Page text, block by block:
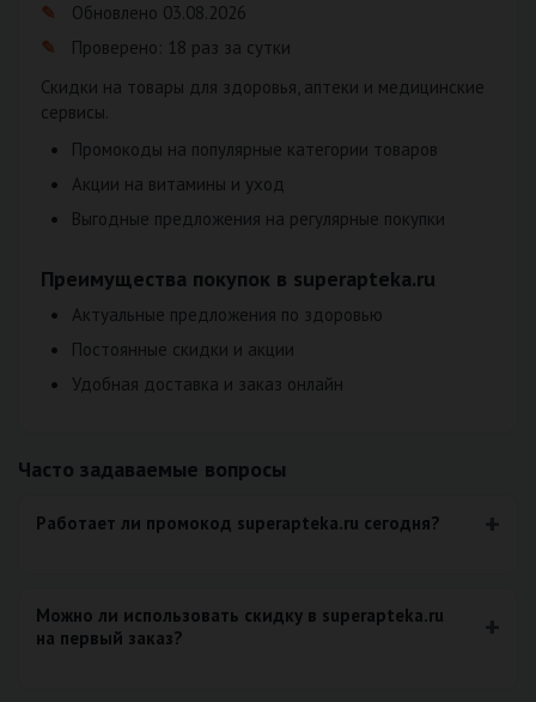
Обновлено 03.08.2026
Проверено: 18 раз за сутки
Скидки на товары для здоровья, аптеки и медицинские
сервисы.
Промокоды на популярные категории товаров
Акции на витамины и уход
Выгодные предложения на регулярные покупки
Преимущества покупок в superapteka.ru
Актуальные предложения по здоровью
Постоянные скидки и акции
Удобная доставка и заказ онлайн
Часто задаваемые вопросы
Работает ли промокод superapteka.ru сегодня?
Можно ли использовать скидку в superapteka.ru
на первый заказ?